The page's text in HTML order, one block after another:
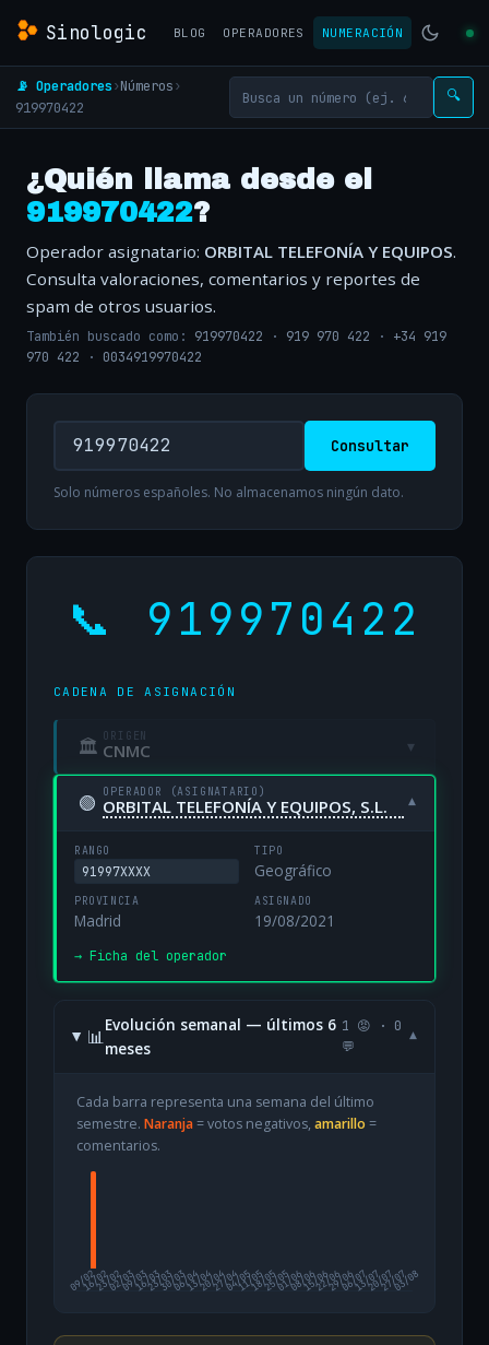
Sinologic BLOG OPERADORES NUMERACIÓN
📡 Operadores›Números›
919970422
🔍
¿Quién llama desde el
919970422?
Operador asignatario: ORBITAL TELEFONÍA Y EQUIPOS.
Consulta valoraciones, comentarios y reportes de
spam de otros usuarios.
También buscado como: 919970422 · 919 970 422 · +34 919
970 422 · 0034919970422
Consultar
Solo números españoles. No almacenamos ningún dato.
📞 919970422
CADENA DE ASIGNACIÓN
🏛 ORIGEN
CNMC ▾
🟢 OPERADOR (ASIGNATARIO)
ORBITAL TELEFONÍA Y EQUIPOS, S.L. ▾
RANGO
91997XXXX
TIPO
Geográfico
PROVINCIA
Madrid
ASIGNADO
19/08/2021
→ Ficha del operador
📊
Evolución semanal — últimos 6
meses
1 😡 · 0
💬
▾
Cada barra representa una semana del último
semestre. Naranja= votos negativos, amarillo =
comentarios.
09/02
16/0223/0202/0309/0316/0323/0330/0306/0413/0420/0427/0404/0511/0518/0525/0501/0608/0615/0622/0629/0606/0713/0720/0727/07
03/08